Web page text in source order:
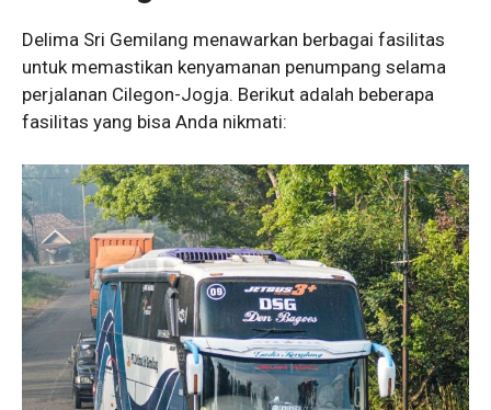
Delima Sri Gemilang menawarkan berbagai fasilitas
untuk memastikan kenyamanan penumpang selama
perjalanan Cilegon-Jogja. Berikut adalah beberapa
fasilitas yang bisa Anda nikmati: